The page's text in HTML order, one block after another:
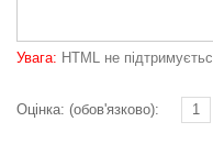
Увага: HTML не
Оцінка: (обов'язково): 1